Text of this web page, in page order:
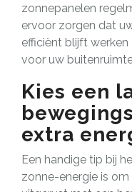
zonnepanelen
ervoor zorgen dat
efficiënt blijft
voor uw
Kies een
extra
Een handige tip bij
zonne-energie is